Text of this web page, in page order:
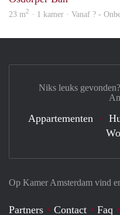
23 m2 · 1 kamer · Vanaf ? -
Op Kamer Amsterdam vind
Partners Contact Faq
Niks leuks
Appartementen